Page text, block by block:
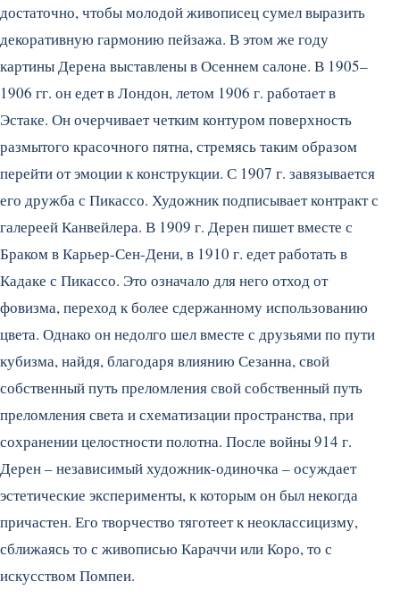
достаточно, чтобы молодой живописец сумел выразить
декоративную гармонию пейзажа. В этом же году
картины Дерена выставлены в Осеннем салоне. В 1905–
1906 гг. он едет в Лондон, летом 1906 г. работает в
Эстаке. Он очерчивает четким контуром поверхность
размытого красочного пятна, стремясь таким образом
перейти от эмоции к конструкции. С 1907 г. завязывается
его дружба с Пикассо. Художник подписывает контракт с
галереей Канвейлера. В 1909 г. Дерен пишет вместе с
Браком в Карьер-Сен-Дени, в 1910 г. едет работать в
Кадаке с Пикассо. Это означало для него отход от
фовизма, переход к более сдержанному использованию
цвета. Однако он недолго шел вместе с друзьями по пути
кубизма, найдя, благодаря влиянию Сезанна, свой
собственный путь преломления свой собственный путь
преломления света и схематизации пространства, при
сохранении целостности полотна. После войны 914 г.
Дерен – независимый художник-одиночка – осуждает
эстетические эксперименты, к которым он был некогда
причастен. Его творчество тяготеет к неоклассицизму,
сближаясь то с живописью Караччи или Коро, то с
искусством Помпеи.